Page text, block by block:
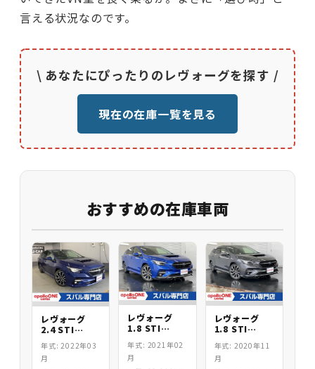
言える状況なのです。
\ あなたにぴったりのレヴォーグを探す /
現在の在庫一覧を見る
おすすめの在庫車両
レヴォーグ
2.4 STI
Sport R EX
年式: 2022年03
月
レヴォーグ
1.8 STI
年式: 2021年02
月
レヴォーグ
1.8 STI
Sport EX
年式: 2020年11
月